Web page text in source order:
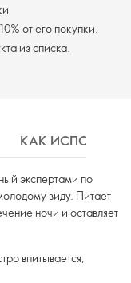
от его покупки.
продукта из списка.
КАК
экспертами по
виду. Питает
ночи и оставляет
впитывается,